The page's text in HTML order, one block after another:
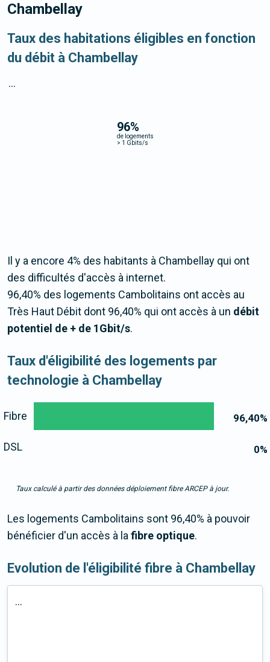
Chambellay
Taux des habitations éligibles en fonction
du débit à Chambellay
96%
de logements
> 1 Gbits/s
...
Il y a encore 4% des habitants à Chambellay qui ont
des difficultés d'accès à internet.
96,40% des logements Cambolitains ont accès au
Très Haut Débit dont 96,40% qui ont accès à un débit
potentiel de + de 1Gbit/s.
Taux d'éligibilité des logements par
technologie à Chambellay
96,40%
0%
Fibre
DSL
Taux calculé à partir des données déploiement fibre ARCEP à jour.
Les logements Cambolitains sont 96,40% à pouvoir
bénéficier d'un accès à lafibre optique.
Evolution de l'éligibilité fibre à Chambellay
...